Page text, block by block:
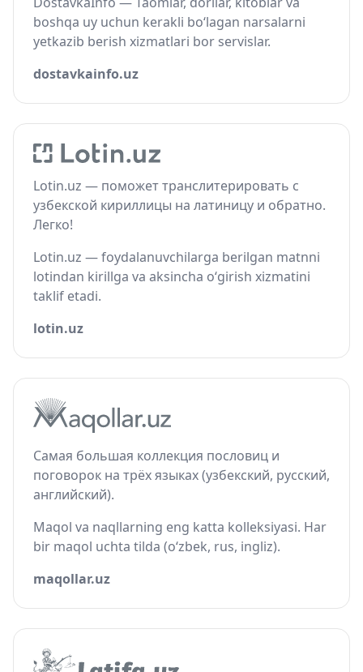
boshqa uy uchun kerakli bo‘lagan narsalarni
yetkazib berish xizmatlari bor servislar.
dostavkainfo.uz
Lotin.uz — поможет транслитерировать с
узбекской кириллицы на латиницу и обратно.
Легко!
Lotin.uz — foydalanuvchilarga berilgan matnni
lotindan kirillga va aksincha o‘girish xizmatini
taklif etadi.
lotin.uz
Самая большая коллекция пословиц и
поговорок на трёх языках (узбекский, русский,
английский).
Maqol va naqllarning eng katta kolleksiyasi. Har
bir maqol uchta tilda (o‘zbek, rus, ingliz).
maqollar.uz